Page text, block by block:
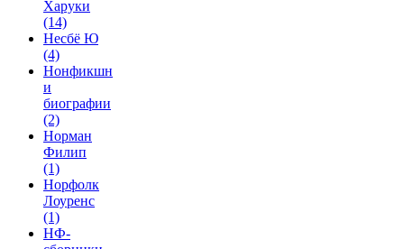
Харуки
(14)
Несбё Ю
(4)
Нонфикшн
и
биографии
(2)
Норман
Филип
(1)
Норфолк
Лоуренс
(1)
НФ-